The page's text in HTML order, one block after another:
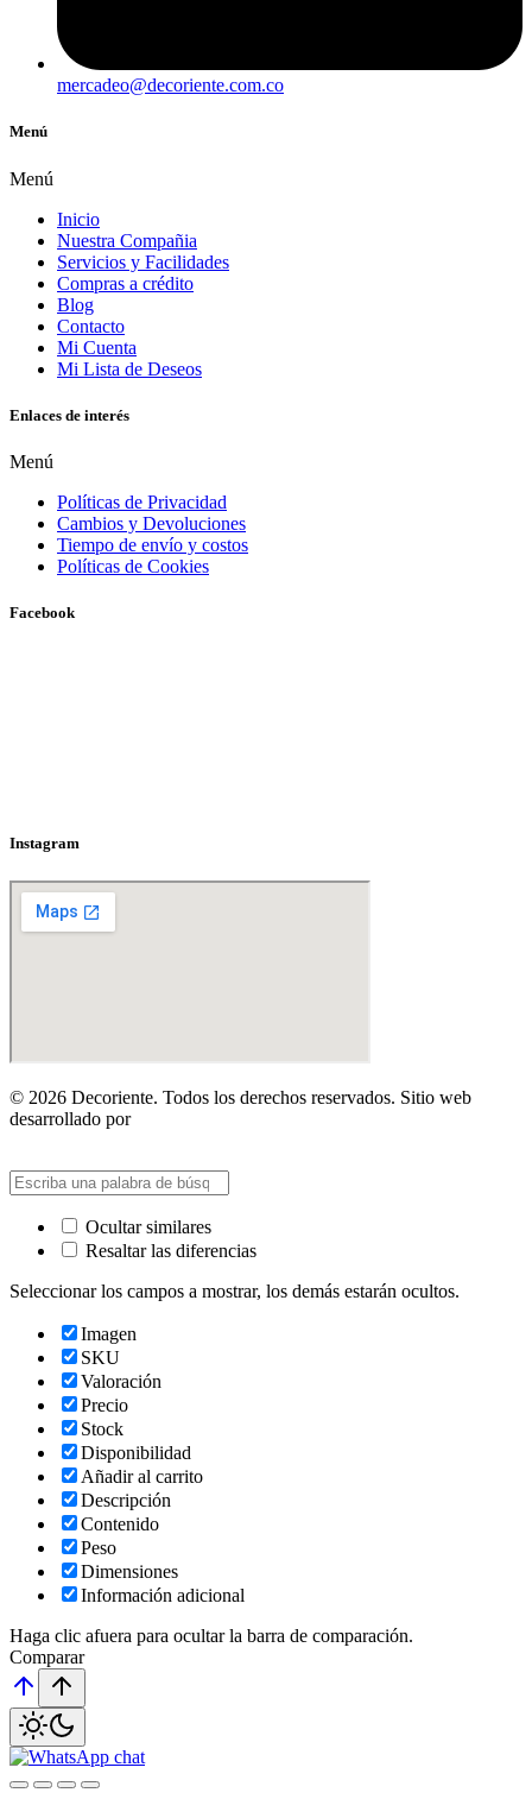
mercadeo@decoriente.com.co
Menú
Menú
Inicio
Nuestra Compañia
Servicios y Facilidades
Compras a crédito
Blog
Contacto
Mi Cuenta
Mi Lista de Deseos
Enlaces de interés
Menú
Políticas de Privacidad
Cambios y Devoluciones
Tiempo de envío y costos
Políticas de Cookies
Facebook
Instagram
© 2026 Decoriente. Todos los derechos reservados. Sitio web
desarrollado por
Ocultar similares
Resaltar las diferencias
Seleccionar los campos a mostrar, los demás estarán ocultos.
Imagen
SKU
Valoración
Precio
Stock
Disponibilidad
Añadir al carrito
Descripción
Contenido
Peso
Dimensiones
Información adicional
Haga clic afuera para ocultar la barra de comparación.
Comparar